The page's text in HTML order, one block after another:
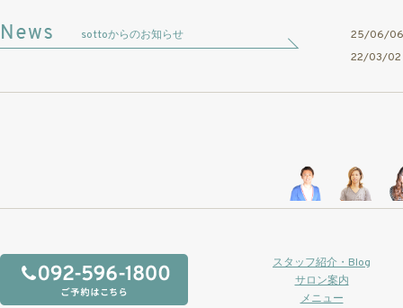
sottoからのお知らせ
25/06/
22/03/
スタッフ紹介・Blog
サロン案内
メニュー